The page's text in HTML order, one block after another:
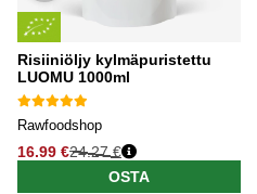
Risiiniöljy kylmäpuristettu
LUOMU 1000ml
Rawfoodshop
16.99 €24.27 €
OSTA